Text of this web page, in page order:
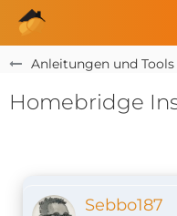
Anleitungen und Tools
Homebridge
Sebbo187